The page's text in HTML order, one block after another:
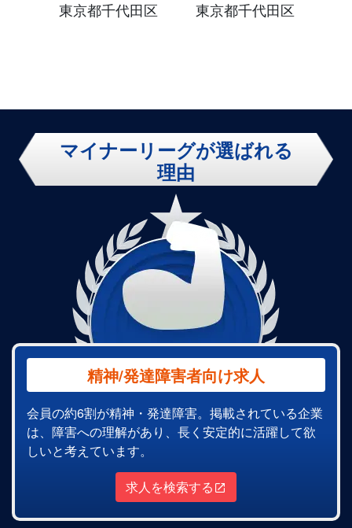
可/正社員登用
東京都千代田区
可/正社員登用
東京都千代田区
マイナーリーグが選ばれる
理由
精神/発達障害者向け求人
会員の約6割が精神・発達障害。掲載されている企業
は、障害への理解があり、長く安定的に活躍して欲
しいと考えています。
求人を検索する